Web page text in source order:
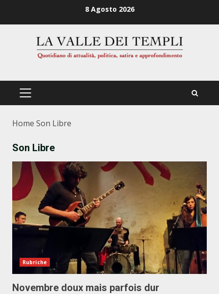
8 Agosto 2026
PRIMÄRES
Home Son Libre
Son Libre
Rubriche
Novembre doux mais parfois dur